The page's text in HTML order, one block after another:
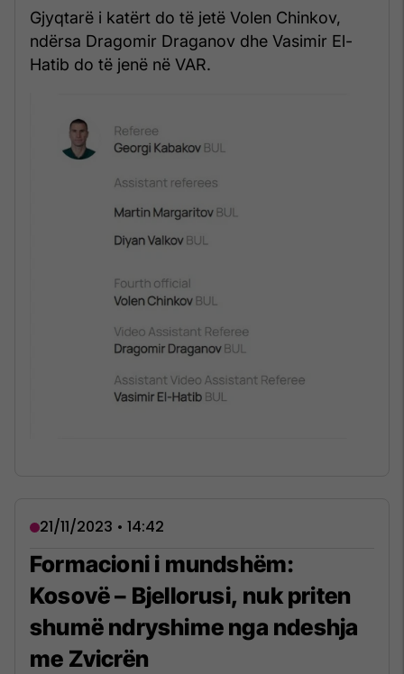
Gjyqtarë i katërt do të jetë Volen Chinkov,
ndërsa Dragomir Draganov dhe Vasimir El-
Hatib do të jenë në VAR.
21/11/2023 • 14:42
Formacioni i mundshëm:
Kosovë – Bjellorusi, nuk priten
shumë ndryshime nga ndeshja
me Zvicrën